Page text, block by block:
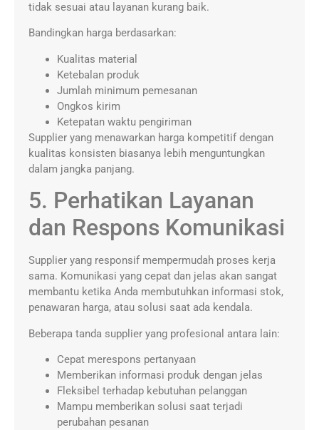
tidak sesuai atau layanan kurang baik.
Bandingkan harga berdasarkan:
Kualitas material
Ketebalan produk
Jumlah minimum pemesanan
Ongkos kirim
Ketepatan waktu pengiriman
Supplier yang menawarkan harga kompetitif dengan
kualitas konsisten biasanya lebih menguntungkan
dalam jangka panjang.
5. Perhatikan Layanan
dan Respons Komunikasi
Supplier yang responsif mempermudah proses kerja
sama. Komunikasi yang cepat dan jelas akan sangat
membantu ketika Anda membutuhkan informasi stok,
penawaran harga, atau solusi saat ada kendala.
Beberapa tanda supplier yang profesional antara lain:
Cepat merespons pertanyaan
Memberikan informasi produk dengan jelas
Fleksibel terhadap kebutuhan pelanggan
Mampu memberikan solusi saat terjadi
perubahan pesanan